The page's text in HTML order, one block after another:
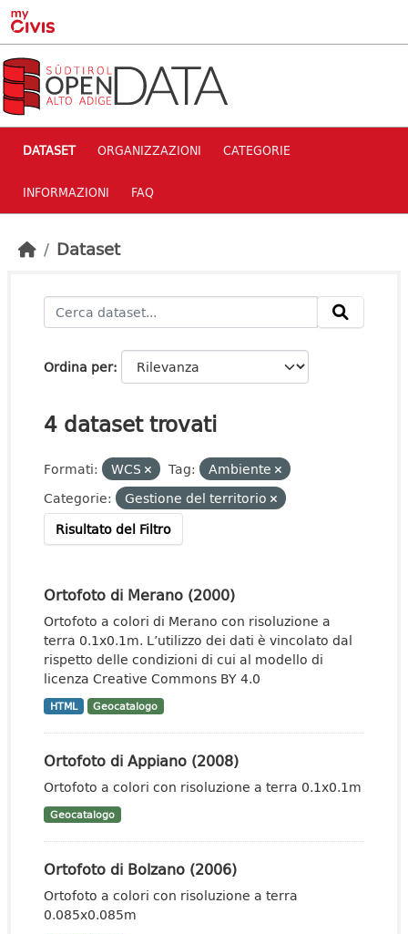
Skip to main content
DATASET ORGANIZZAZIONI CATEGORIE
INFORMAZIONI FAQ
Dataset
Ordina per
4 dataset trovati
Formati: WCS Tag:
Ambiente
Categorie:
Gestione del territorio
Risultato del Filtro
Ortofoto di Merano (2000)
Ortofoto a colori di Merano con risoluzione a
terra 0.1x0.1m. L’utilizzo dei dati è vincolato dal
rispetto delle condizioni di cui al modello di
licenza Creative Commons BY 4.0
HTML Geocatalogo
Ortofoto di Appiano (2008)
Ortofoto a colori con risoluzione a terra 0.1x0.1m
Geocatalogo
Ortofoto di Bolzano (2006)
Ortofoto a colori con risoluzione a terra
0.085x0.085m